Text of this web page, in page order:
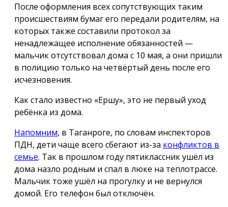
После оформления всех сопутствующих таким
происшествиям бумаг его передали родителям, на
которых также составили протокол за
ненадлежащее исполнение обязанностей —
мальчик отсутствовал дома с 10 мая, а они пришли
в полицию только на четвёртый день после его
исчезновения.
Как стало известно «Ершу», это не первый уход
ребёнка из дома.
Напомним, в Таганроге, по словам инспекторов
ПДН, дети чаще всего сбегают из-за конфликтов в
семье. Так в прошлом году пятиклассник ушёл из
дома назло родным и спал в люке на теплотрассе.
Мальчик тоже ушёл на прогулку и не вернулся
домой. Его телефон был отключён.